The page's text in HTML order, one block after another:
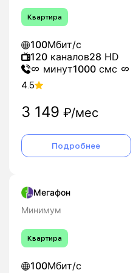
Квартира
100Мбит/с
120 каналов28 HD
минут1000 смс
4.5
3 149 ₽/мес
Подробнее
Мегафон
Минимум
Квартира
100Мбит/с